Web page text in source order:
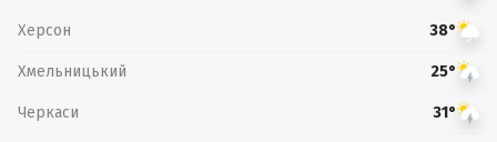
Херсон 38°
Хмельницький 25°
Черкаси 31°